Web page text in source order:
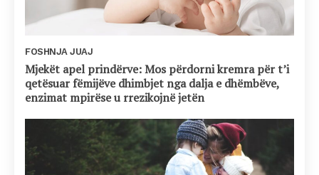
FOSHNJA JUAJ
Mjekët apel prindërve: Mos përdorni kremra për t’i
qetësuar fëmijëve dhimbjet nga dalja e dhëmbëve,
enzimat mpirëse u rrezikojnë jetën